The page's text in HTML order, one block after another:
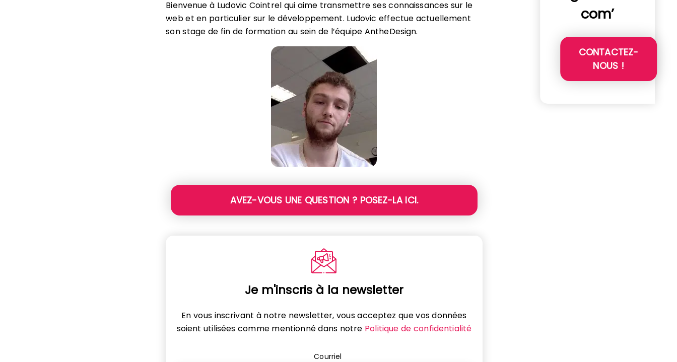
Bienvenue à Ludovic Cointrel qui aime transmettre ses connaissances sur le
web et en particulier sur le développement. Ludovic effectue actuellement
son stage de fin de formation au sein de l’équipe AntheDesign.
AVEZ-VOUS UNE QUESTION ? POSEZ-LA ICI.
Je m'inscris à la newsletter
En vous inscrivant à notre newsletter, vous acceptez que vos données
soient utilisées comme mentionné dans notre Politique de confidentialité
Courriel
com’
CONTACTEZ-
NOUS !